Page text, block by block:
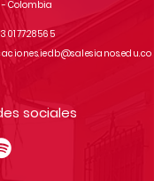
Colombia
3017728565
sociales